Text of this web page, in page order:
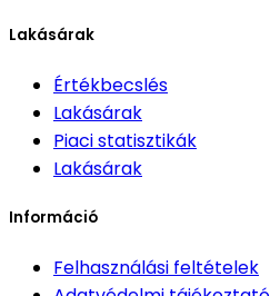
Lakásárak
Értékbecslés
Lakásárak
Piaci statisztikák
Lakásárak
Információ
Felhasználási feltételek